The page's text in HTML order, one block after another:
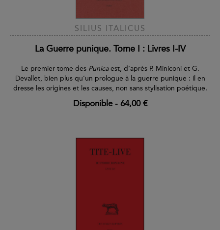
SILIUS ITALICUS
La Guerre punique. Tome I : Livres I-IV
Le premier tome des Punicaest, d’après P. Miniconi et G.
Devallet, bien plus qu’un prologue à la guerre punique : il en
dresse les origines et les causes, non sans stylisation poétique.
Disponible- 64,00 €